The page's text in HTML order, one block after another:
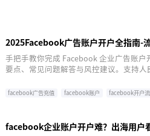
2025Facebook广告账户开户全指南-
手把手教你完成 Facebook 企业广告账
要点、常见问题解答与风控建议。支持人
facebook广告充值 facebook账户 facebook开户
facebook企业账户开户难？出海用户